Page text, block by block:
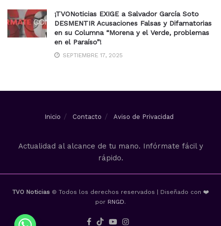
¡TVONoticias EXIGE a Salvador García Soto
DESMENTIR Acusaciones Falsas y Difamatorias
en su Columna “Morena y el Verde, problemas
en el Paraíso”!
SEPTIEMBRE 17, 2025
Inicio Contacto Aviso de Privacidad
Actualidad al alcance de tu mano. Infórmate fácil y
rápido.
TVO Noticias © Todos los derechos reservados | Diseñado con ❤️
por RNGD.